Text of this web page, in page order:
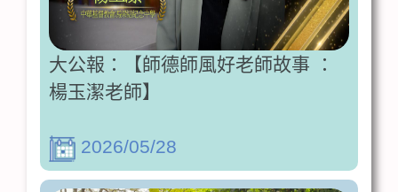
大公報：【師德師風好老師故事 ：
楊玉潔老師】
2026/05/28